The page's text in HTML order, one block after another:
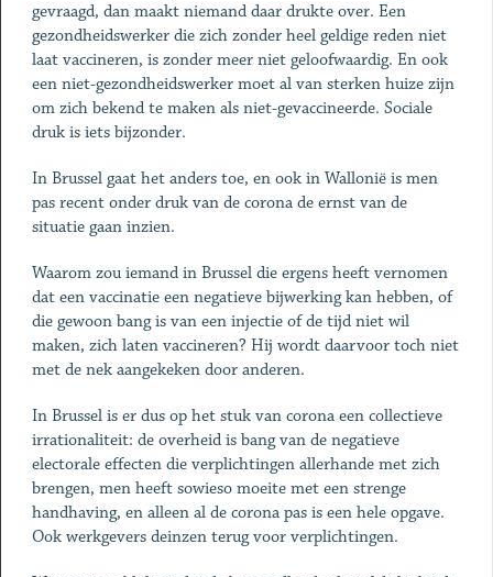
gevraagd, dan maakt niemand daar drukte over. Een
gezondheidswerker die zich zonder heel geldige reden niet
laat vaccineren, is zonder meer niet geloofwaardig. En ook
een niet-gezondheidswerker moet al van sterken huize zijn
om zich bekend te maken als niet-gevaccineerde. Sociale
druk is iets bijzonder.
In Brussel gaat het anders toe, en ook in Wallonië is men
pas recent onder druk van de corona de ernst van de
situatie gaan inzien.
Waarom zou iemand in Brussel die ergens heeft vernomen
dat een vaccinatie een negatieve bijwerking kan hebben, of
die gewoon bang is van een injectie of de tijd niet wil
maken, zich laten vaccineren? Hij wordt daarvoor toch niet
met de nek aangekeken door anderen.
In Brussel is er dus op het stuk van corona een collectieve
irrationaliteit: de overheid is bang van de negatieve
electorale effecten die verplichtingen allerhande met zich
brengen, men heeft sowieso moeite met een strenge
handhaving, en alleen al de corona pas is een hele opgave.
Ook werkgevers deinzen terug voor verplichtingen.